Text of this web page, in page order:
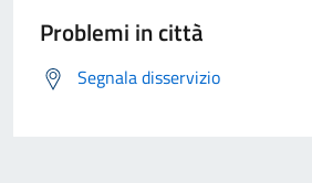
Problemi in città
Segnala disservizio